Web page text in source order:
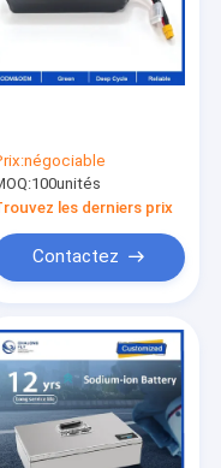
négociable
100unités
les derniers prix
Contactez